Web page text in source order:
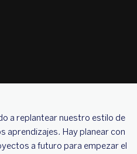
a replantear nuestro estilo de
aprendizajes. Hay planear con
a futuro para empezar el